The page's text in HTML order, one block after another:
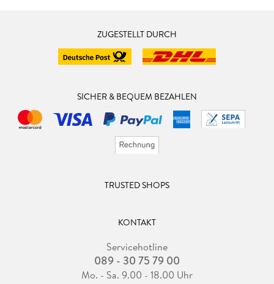
ZUGESTELLT DURCH
SICHER & BEQUEM BEZAHLEN
TRUSTED SHOPS
KONTAKT
Servicehotline
089 - 30 75 79 00
Mo. - Sa. 9.00 - 18.00 Uhr